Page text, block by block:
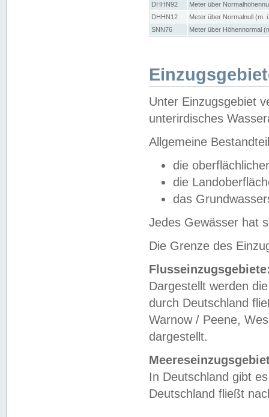
DHHN92
Meter über
DHHN12
Meter über Normalnull (m.
SNN76
Meter über Höhennormal
Unter Einzugsgebiet
unterirdisches
Allgemeine
die
die
das
Jedes Gewässer hat
Die Grenze des
Dargestellt werden
durch Deutschland
Warnow / Peene,
dargestellt.
In Deutschland gibt
Deutschland fließt